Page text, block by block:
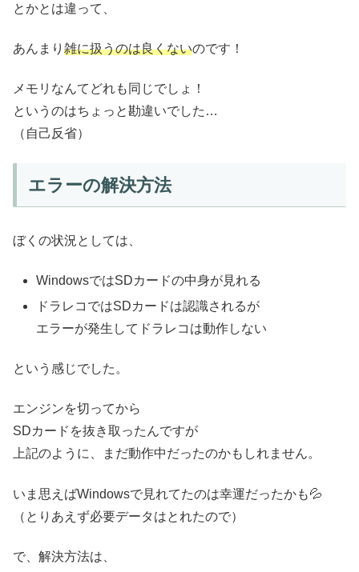
とかとは違って、
あんまり 雑に扱うのは良くないのです！
メモリなんてどれも同じでしょ！
というのはちょっと勘違いでした…
（自己反省）
エラーの解決方法
ぼくの状況としては、
WindowsではSDカードの中身が見れる
ドラレコではSDカードは認識されるが
エラーが発生してドラレコは動作しない
という感じでした。
エンジンを切ってから
SDカードを抜き取ったんですが
上記のように、まだ動作中だったのかもしれません。
いま思えばWindowsで見れてたのは幸運だったかも💦
（とりあえず必要データはとれたので）
で、解決方法は、